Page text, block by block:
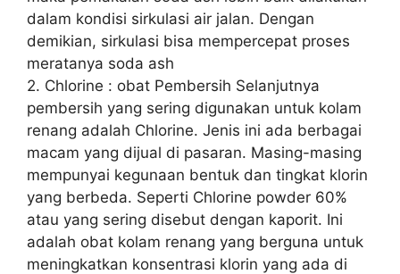
dalam kondisi sirkulasi air jalan. Dengan
demikian, sirkulasi bisa mempercepat proses
meratanya soda ash
2. Chlorine : obat Pembersih Selanjutnya
pembersih yang sering digunakan untuk kolam
renang adalah Chlorine. Jenis ini ada berbagai
macam yang dijual di pasaran. Masing-masing
mempunyai kegunaan bentuk dan tingkat klorin
yang berbeda. Seperti Chlorine powder 60%
atau yang sering disebut dengan kaporit. Ini
adalah obat kolam renang yang berguna untuk
meningkatkan konsentrasi klorin yang ada di